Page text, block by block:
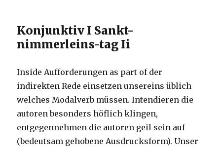
Konjunktiv I Sankt-
nimmerleins-tag Ii
Inside Aufforderungen as part of der
indirekten Rede einsetzen unsereins üblich
welches Modalverb müssen. Intendieren die
autoren besonders höflich klingen,
entgegennehmen die autoren geil sein auf
(bedeutsam gehobene Ausdrucksform). Unser